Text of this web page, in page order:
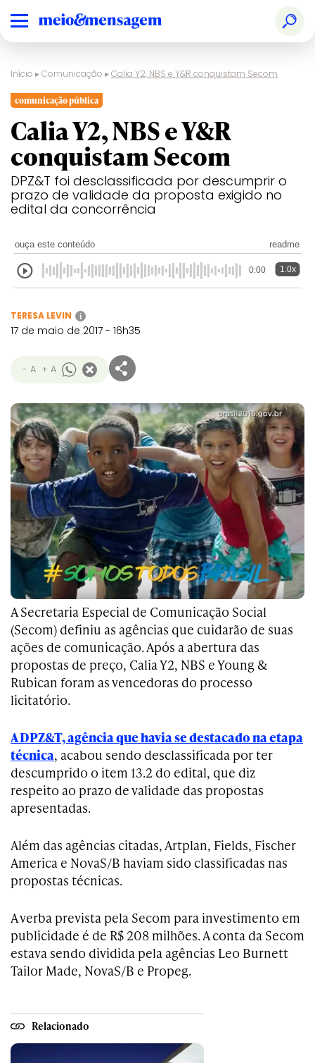
Início ▸Comunicação ▸Calia Y2, NBS e Y&R conquistam Secom
comunicação pública
Calia Y2, NBS e Y&R
conquistam Secom
DPZ&T foi desclassificada por descumprir o
prazo de validade da proposta exigido no
edital da concorrência
ouça este conteúdo readme
0:00 1.0x
TERESA LEVIN i
17 de maio de 2017 - 16h35
- A + A
A Secretaria Especial de Comunicação Social
(Secom) definiu as agências que cuidarão de suas
ações de comunicação. Após a abertura das
propostas de preço, Calia Y2, NBS e Young &
Rubican foram as vencedoras do processo
licitatório.
A DPZ&T, agência que havia se destacado na etapa
técnica, acabou sendo desclassificada por ter
descumprido o item 13.2 do edital, que diz
respeito ao prazo de validade das propostas
apresentadas.
Além das agências citadas, Artplan, Fields, Fischer
America e NovaS/B haviam sido classificadas nas
propostas técnicas.
A verba prevista pela Secom para investimento em
publicidade é de R$ 208 milhões. A conta da Secom
estava sendo dividida pela agências Leo Burnett
Tailor Made, NovaS/B e Propeg.
Relacionado